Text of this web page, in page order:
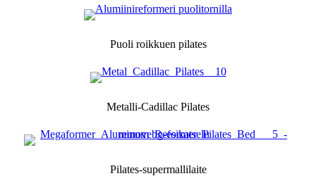
Puoli roikkuen pilates
Metalli-Cadillac Pilates
Pilates-supermallilaite